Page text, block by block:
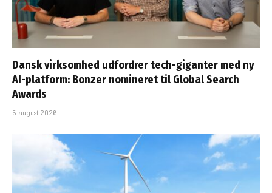
Dansk virksomhed udfordrer tech-giganter med ny
AI-platform: Bonzer nomineret til Global Search
Awards
5. august 2026